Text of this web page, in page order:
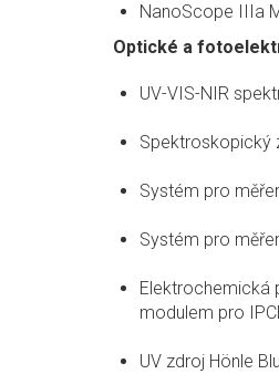
NanoScope IIIa
Optické a
UV-VIS-NIR
Spektroskopický
Systém pro
Systém pro
Elektrochemická
modulem pro
UV zdroj Hönle